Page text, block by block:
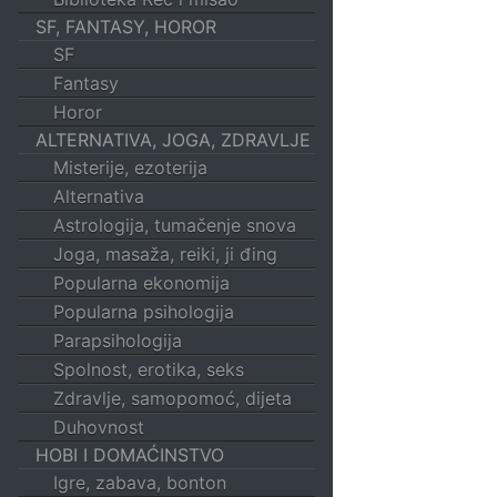
SF, FANTASY, HOROR
SF
Fantasy
Horor
ALTERNATIVA, JOGA, ZDRAVLJE
Misterije, ezoterija
Alternativa
Astrologija, tumačenje snova
Joga, masaža, reiki, ji đing
Popularna ekonomija
Popularna psihologija
Parapsihologija
Spolnost, erotika, seks
Zdravlje, samopomoć, dijeta
Duhovnost
HOBI I DOMAĆINSTVO
Igre, zabava, bonton